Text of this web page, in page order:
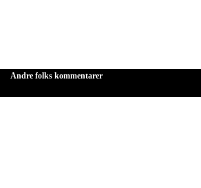
Andre folks kommentarer